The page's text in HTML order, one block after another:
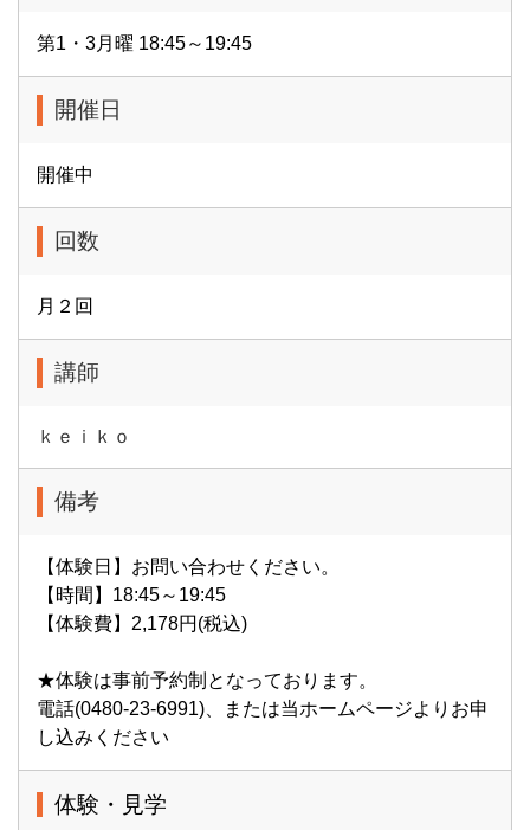
第1・3月曜 18:45～19:45
開催日
開催中
回数
月２回
講師
ｋｅｉｋｏ
備考
【体験日】お問い合わせください。
【時間】18:45～19:45
【体験費】2,178円(税込)
★体験は事前予約制となっております。
電話(0480-23-6991)、または当ホームページよりお申
し込みください
体験・見学